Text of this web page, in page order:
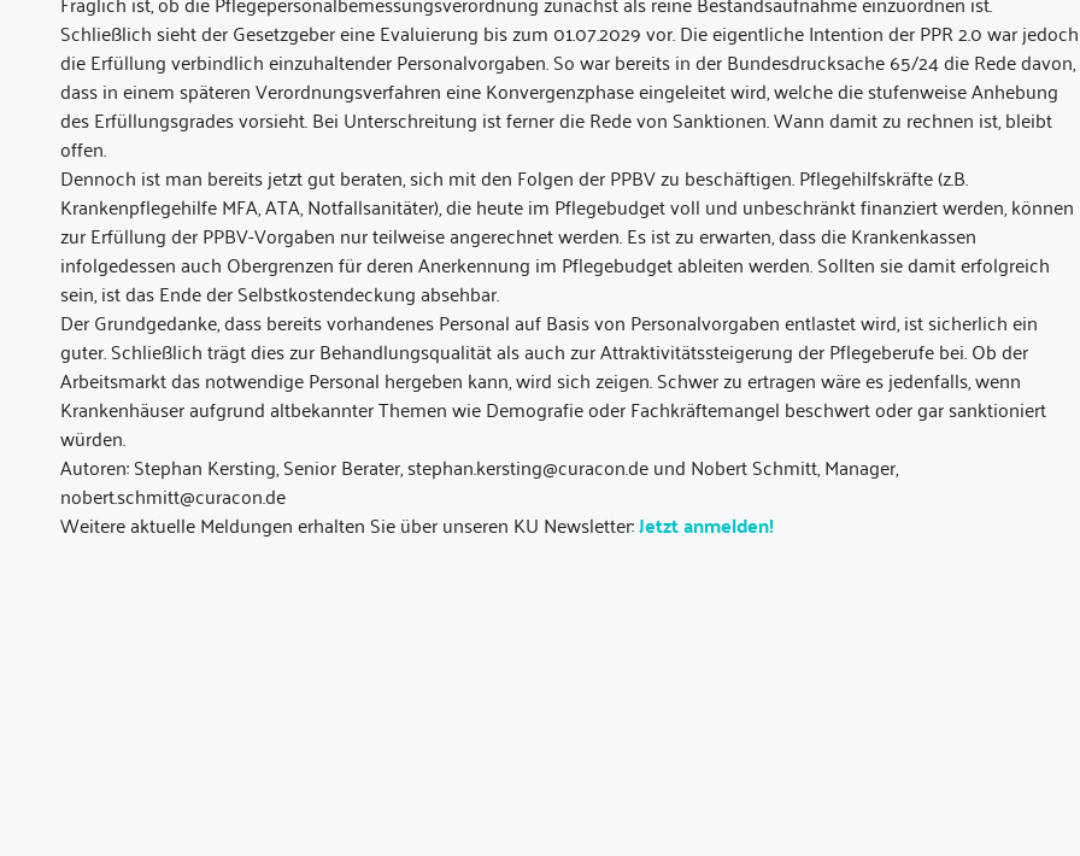
Schließlich sieht der Gesetzgeber eine Evaluierung bis zum 01.07.2029 vor. Die eigentliche Intention der PPR 2.0 war jedoch
die Erfüllung verbindlich einzuhaltender Personalvorgaben. So war bereits in der Bundesdrucksache 65/24 die Rede davon,
dass in einem späteren Verordnungsverfahren eine Konvergenzphase eingeleitet wird, welche die stufenweise Anhebung
des Erfüllungsgrades vorsieht. Bei Unterschreitung ist ferner die Rede von Sanktionen. Wann damit zu rechnen ist, bleibt
offen.
Dennoch ist man bereits jetzt gut beraten, sich mit den Folgen der PPBV zu beschäftigen. Pflegehilfskräfte (z.B.
Krankenpflegehilfe MFA, ATA, Notfallsanitäter), die heute im Pflegebudget voll und unbeschränkt finanziert werden, können
zur Erfüllung der PPBV-Vorgaben nur teilweise angerechnet werden. Es ist zu erwarten, dass die Krankenkassen
infolgedessen auch Obergrenzen für deren Anerkennung im Pflegebudget ableiten werden. Sollten sie damit erfolgreich
sein, ist das Ende der Selbstkostendeckung absehbar.
Der Grundgedanke, dass bereits vorhandenes Personal auf Basis von Personalvorgaben entlastet wird, ist sicherlich ein
guter. Schließlich trägt dies zur Behandlungsqualität als auch zur Attraktivitätssteigerung der Pflegeberufe bei. Ob der
Arbeitsmarkt das notwendige Personal hergeben kann, wird sich zeigen. Schwer zu ertragen wäre es jedenfalls, wenn
Krankenhäuser aufgrund altbekannter Themen wie Demografie oder Fachkräftemangel beschwert oder gar sanktioniert
würden.
Autoren: Stephan Kersting, Senior Berater, stephan.kersting@curacon.de und Nobert Schmitt, Manager,
nobert.schmitt@curacon.de
Weitere aktuelle Meldungen erhalten Sie über unseren KU Newsletter:Jetzt anmelden!